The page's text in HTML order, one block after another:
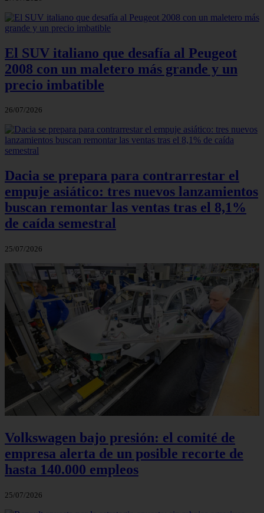
El SUV italiano que desafía al Peugeot
2008 con un maletero más grande y un
precio imbatible
26/07/2026
Dacia se prepara para contrarrestar el
empuje asiático: tres nuevos lanzamientos
buscan remontar las ventas tras el 8,1%
de caída semestral
25/07/2026
Volkswagen bajo presión: el comité de
empresa alerta de un posible recorte de
hasta 140.000 empleos
25/07/2026